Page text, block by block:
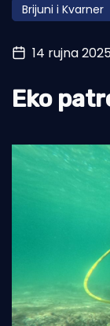
Turizam i
Pomorstvo
Ekologija
Tradicija i
Brijuni i Kvarner
14 rujna
Eko